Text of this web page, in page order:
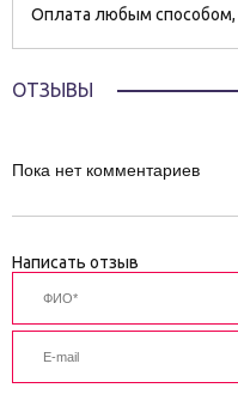
Оплата любым способом,
ОТЗЫВЫ
Пока нет комментариев
Написать отзыв